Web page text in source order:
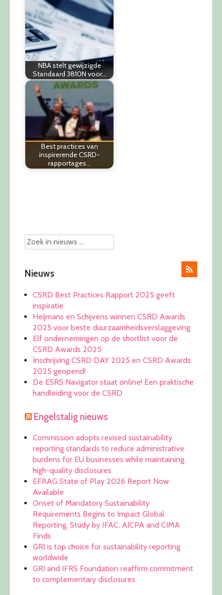
NBA stelt gewijzigde
Standaard 3810N voor…
Best practices van
inspirerende CSRD-
rapportages…
Nieuws
CSRD Best Practices Rapport 2025 geeft
inspiratie
Heijmans en Schijvens winnen CSRD Awards
2025 voor beste duurzaamheidsverslaggeving
Elf ondernemingen op de shortlist voor de
CSRD Awards 2025
Inschrijving CSRD DAY 2025 en CSRD Awards
2025 geopend!
De ESRS Navigator staat online! Een praktische
handleiding voor de CSRD
Engelstalig nieuws
Commission adopts revised sustainability
reporting standards to reduce administrative
burdens for EU businesses while maintaining
high-quality disclosures
EFRAG State of Play 2026 Report Now
Available
Onset of Mandatory Sustainability
Requirements Begins to Impact Global
Reporting, Study by IFAC, AICPA and CIMA
Finds
GRI is top choice for sustainability reporting
worldwide
GRI and IFRS Foundation reaffirm commitment
to complementary disclosures